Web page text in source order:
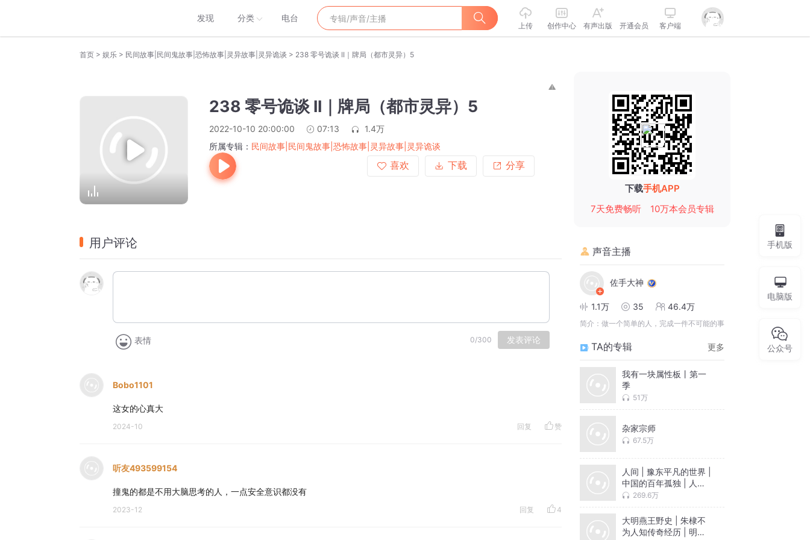
发现 分类 电台
上传 创作中心 有声出版 开通会员 客户端
首页 > 娱乐 > 民间故事|民间鬼故事|恐怖故事|灵异故事|灵异诡谈 > 238 零号诡谈 II｜牌局（都市灵异）5
238 零号诡谈 II｜牌局（都市灵异）5
2022-10-10 20:00:00 07:13
1.4万
所属专辑： 民间故事|民间鬼故事|恐怖故事|灵异故事|灵异诡谈
喜欢
下载 分享
用户评论
表情 0/300 发表评论
Bobo1101
这女的心真大
2024-10 回复 赞
听友493599154
撞鬼的都是不用大脑思考的人，一点安全意识都没有
2023-12 回复 4
下载手机APP
7天免费畅听
10万本会员专辑
声音主播
佐手大神
1.1万 35 46.4万
简介： 做一个简单的人，完成一件不可能的事
TA的专辑 更多
我有一块属性板丨第一
季
51万
杂家宗师
67.5万
人间 | 豫东平凡的世界 |
中国的百年孤独 | 人物
故事 | 畅销书
269.6万
大明燕王野史 | 朱棣不
为人知传奇经历 | 明朝
手机版
电脑版
公众号